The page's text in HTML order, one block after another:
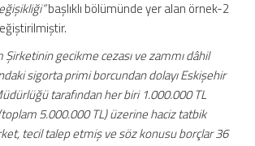
başlıklı bölümünde yer alan örnek-2
Şirketinin gecikme cezası ve zammı dâhil
sigorta primi borcundan dolayı Eskişehir
tarafından her biri 1.000.000 TL
5.000.000 TL) üzerine haciz tatbik
tecil talep etmiş ve söz konusu borçlar 36